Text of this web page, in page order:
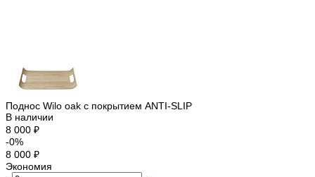
Поднос Wilo oak с покрытием ANTI-SLIP
В наличии
8 000 ₽
-0%
8 000 ₽
Экономия